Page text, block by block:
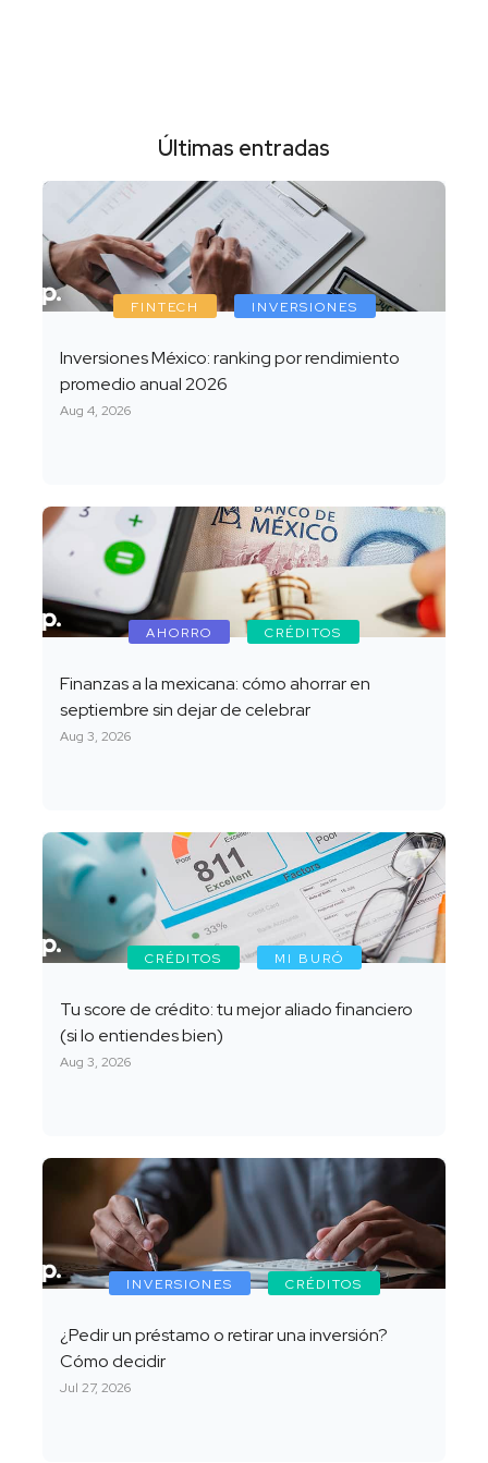
Últimas entradas
FINTECH INVERSIONES
Inversiones México: ranking por rendimiento
promedio anual 2026
Aug 4, 2026
AHORRO CRÉDITOS
Finanzas a la mexicana: cómo ahorrar en
septiembre sin dejar de celebrar
Aug 3, 2026
CRÉDITOS MI BURÓ
Tu score de crédito: tu mejor aliado financiero
(si lo entiendes bien)
Aug 3, 2026
INVERSIONES CRÉDITOS
¿Pedir un préstamo o retirar una inversión?
Cómo decidir
Jul 27, 2026